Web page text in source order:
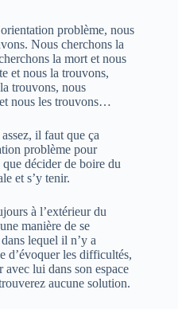
problème, nous
Nous cherchons la
la mort et nous
et nous la trouvons,
trouvons, nous
nous les trouvons…
il faut que ça
problème pour
décider de boire du
et s’y tenir.
à l’extérieur du
manière de se
lequel il n’y a
d’évoquer les difficultés,
avec lui dans son espace
aucune solution.